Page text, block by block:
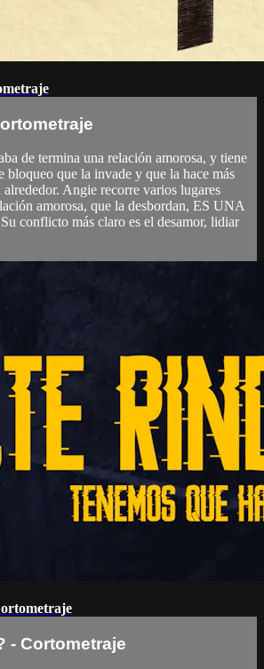
de termina una relación amorosa, y tiene
bloqueo que la invade y que la hace más
alrededor. Angie recorre varios lugares
amorosa, que la desbordan, ES UNA
conflicto más claro es el desamor, lidiar
- Cortometraje